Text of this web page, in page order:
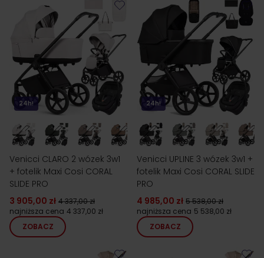
24h!
Venicci CLARO 2 wózek 3w1
+ fotelik Maxi Cosi CORAL
SLIDE PRO
3 905,00 zł 4 337,00 zł
najniższa cena 4 337,00 zł
ZOBACZ
24h!
Venicci UPLINE 3 wózek 3w1 +
fotelik Maxi Cosi CORAL SLIDE
PRO
4 985,00 zł 5 538,00 zł
najniższa cena 5 538,00 zł
ZOBACZ